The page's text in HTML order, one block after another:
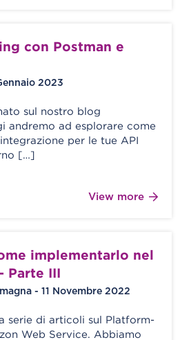
con Postman e
2023
sul nostro blog
andremo ad esplorare come
per le tue API
[…]
View more
implementarlo nel
Parte III
- 11 Novembre 2022
serie di articoli sul Platform-
Web Service. Abbiamo